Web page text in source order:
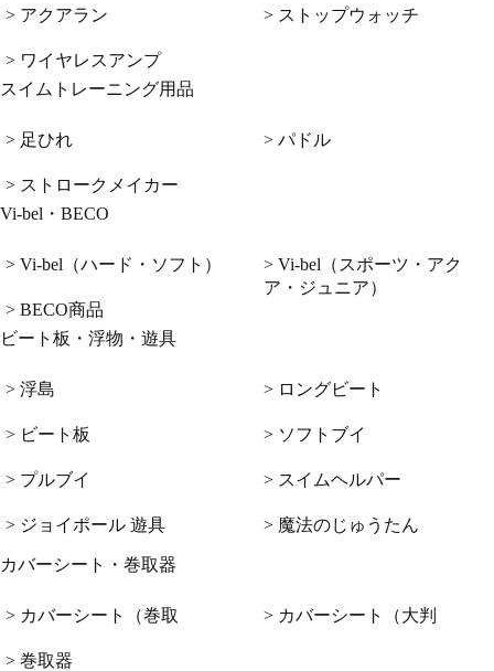
> アクアラン
> ワイヤレスアンプ
> ストップウォッチ
スイムトレーニング用品
> 足ひれ
> ストロークメイカー
> パドル
Vi-bel・BECO
> Vi-bel（ハード・ソフト）
> BECO商品
> Vi-bel（スポーツ・アク
ア・ジュニア）
ビート板・浮物・遊具
> 浮島
> ビート板
> プルブイ
> ジョイポール 遊具
> ロングビート
> ソフトブイ
> スイムヘルパー
> 魔法のじゅうたん
カバーシート・巻取器
> カバーシート（巻取
> 巻取器
> カバーシート（大判